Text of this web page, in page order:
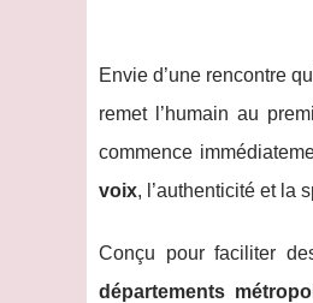
Envie d’une rencontre
remet l’humain au
commence
voix, l’authenticité et la
Conçu pour faciliter
départements